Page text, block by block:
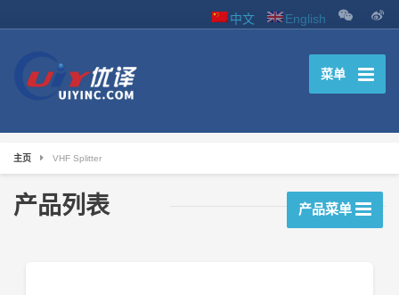
中文 English
菜单
主页 VHF Splitter
产品列表 产品菜单